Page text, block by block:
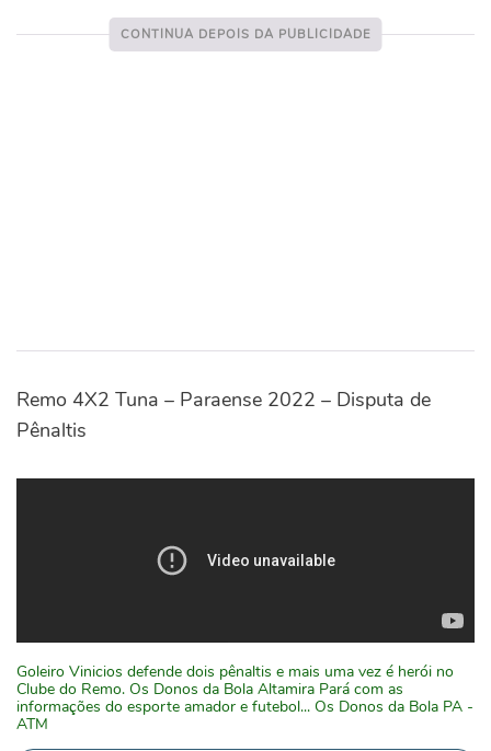
Remo 4X2 Tuna – Paraense 2022 – Disputa de
Pênaltis
Goleiro Vinicios defende dois pênaltis e mais uma vez é herói no
Clube do Remo. Os Donos da Bola Altamira Pará com as
informações do esporte amador e futebol... Os Donos da Bola PA -
ATM